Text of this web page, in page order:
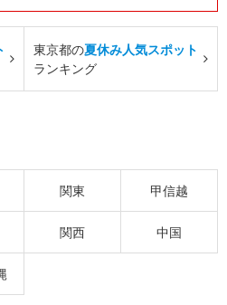
東京都の夏休み人気スポット
ランキング
関東 甲信越
関西 中国